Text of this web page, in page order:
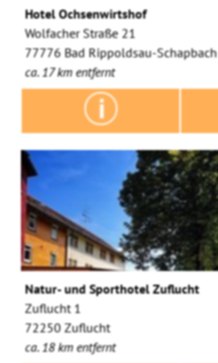
Hotel Ochsenwirtshof
Wolfacher Straße 21
77776 Bad Rippoldsau-Schapbach
ca. 17 km entfernt
Natur- und Sporthotel Zuflucht
Zuflucht 1
72250 Zuflucht
ca. 18 km entfernt